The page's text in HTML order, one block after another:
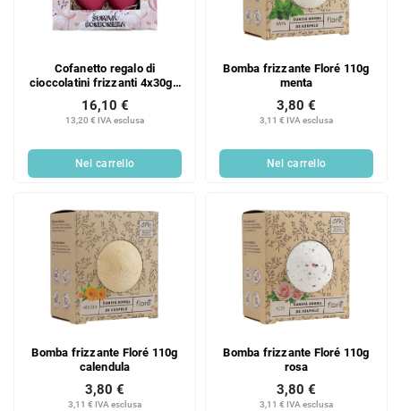
Cofanetto regalo di
cioccolatini frizzanti 4x30g -
13,20 € IVA esclusa
16,10 €
Nel carrello
Bomba frizzante Floré 110g
menta
3,11 € IVA esclusa
3,80 €
Nel carrello
Bomba frizzante Floré 110g
calendula
3,11 € IVA esclusa
3,80 €
Bomba frizzante Floré 110g
rosa
3,11 € IVA esclusa
3,80 €